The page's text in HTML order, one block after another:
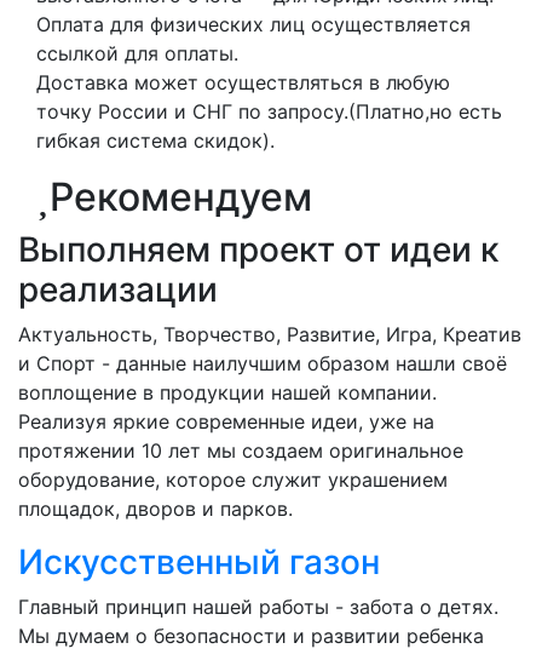
Оплата для физических лиц осуществляется
ссылкой для оплаты.
Доставка может осуществляться в любую
точку России и СНГ по запросу.(Платно,но есть
гибкая система скидок).
Рекомендуем
Выполняем проект от идеи к
реализации
Актуальность, Творчество, Развитие, Игра, Креатив
и Спорт - данные наилучшим образом нашли своё
воплощение в продукции нашей компании.
Реализуя яркие современные идеи, уже на
протяжении 10 лет мы создаем оригинальное
оборудование, которое служит украшением
площадок, дворов и парков.
Искусственный газон
Главный принцип нашей работы - забота о детях.
Мы думаем о безопасности и развитии ребенка